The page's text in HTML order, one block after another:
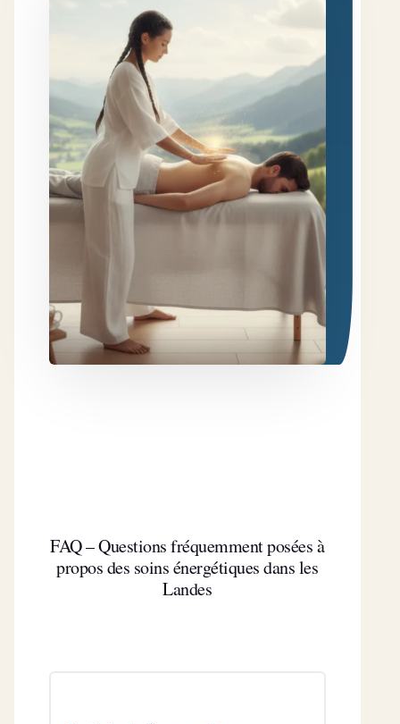
FAQ – Questions fréquemment posées à
propos des soins énergétiques dans les
Landes